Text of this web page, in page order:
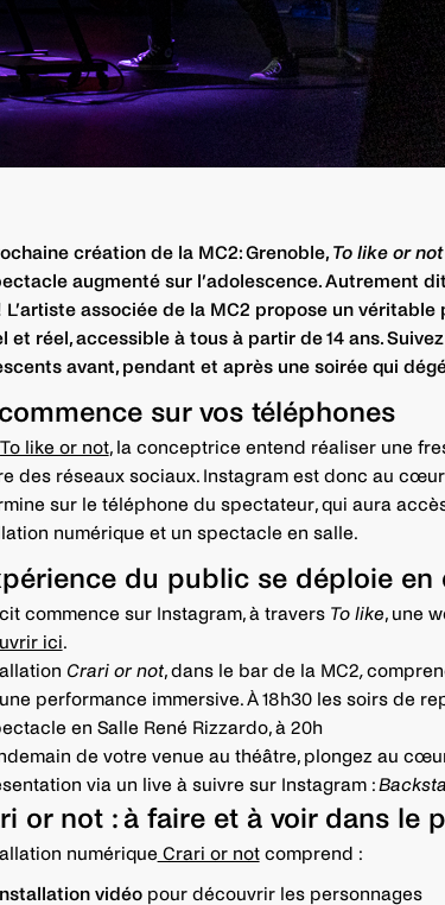
création de la MC2: Grenoble, To like or not
augmenté sur l’adolescence. Autrement
L’artiste associée de la MC2 propose un
et réel, accessible à tous à partir de 14 ans.
avant, pendant et après une soirée qui
sur vos téléphones
To like or not, la conceptrice entend réaliser une
des réseaux sociaux. Instagram est donc au
sur le téléphone du spectateur, qui aura
numérique et un spectacle en salle.
du public se déploie en
commence sur Instagram, à travers To like, une
ici.
Crari or not, dans le bar de la MC2,
performance immersive. À 18h30 les soirs de
en Salle René Rizzardo, à 20h
de votre venue au théâtre, plongez au
via un live à suivre sur Instagram :
or not : à faire et à voir dans le
numérique Crari or notcomprend :
vidéopour découvrir les personnages